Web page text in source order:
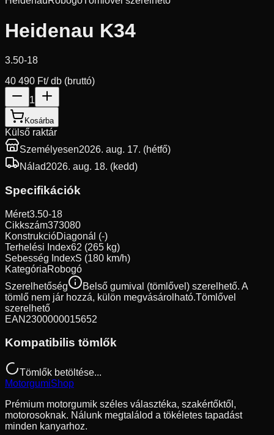
Heidenau K34
3.50-18
40 490 Ft/ db (bruttó)
1
Kosárba
Külső raktár
Személyesen2026. aug. 17. (hétfő)
Nálad2026. aug. 18. (kedd)
Specifikációk
Méret3.50-18
Cikkszám373080
KonstrukcióDiagonál (-)
Terhelési Index62 (265 kg)
Sebesség IndexS (180 km/h)
KategóriaRobogó
Szerelhetőség
Belső gumival (tömlővel) szerelhető. A
tömlő nem jár hozzá, külön megvásárolható.Tömlővel
szerelhető
EAN 2300000015652
Kompatibilis tömlők
Tömlők betöltése...
MotorgumiShop
Prémium motorgumik széles választéka, szakértőktől,
motorosoknak. Nálunk megtalálod a tökéletes tapadást
minden kanyarhoz.